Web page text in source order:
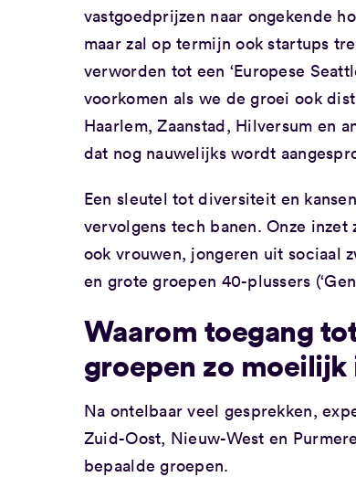
vastgoedprijzen naar ongekende
maar zal op termijn ook startups
verworden tot een ‘Europese
voorkomen als we de groei ook
Haarlem, Zaanstad, Hilversum en
dat nog nauwelijks wordt
Een sleutel tot diversiteit en
vervolgens tech banen. Onze
ook vrouwen, jongeren uit sociaal
en grote groepen 40-plussers
Waarom toegang
groepen zo moeilijk
Na ontelbaar veel gesprekken,
Zuid-Oost, Nieuw-West en
bepaalde groepen.